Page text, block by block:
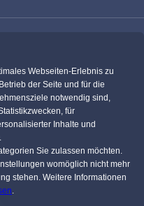
Bauen.de
Bungalow.de
Webseiten-Erlebnis zu
der Seite und für die
notwendig sind,
für
Inhalte und
Sie zulassen möchten.
womöglich nicht mehr
stehen. Weitere Informationen
.